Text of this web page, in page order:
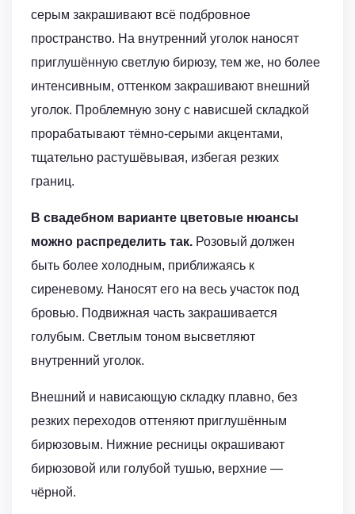
серым закрашивают всё подбровное
пространство. На внутренний уголок наносят
приглушённую светлую бирюзу, тем же, но более
интенсивным, оттенком закрашивают внешний
уголок. Проблемную зону с нависшей складкой
прорабатывают тёмно-серыми акцентами,
тщательно растушёвывая, избегая резких
границ.
В свадебном варианте цветовые нюансы
можно распределить так. Розовый должен
быть более холодным, приближаясь к
сиреневому. Наносят его на весь участок под
бровью. Подвижная часть закрашивается
голубым. Светлым тоном высветляют
внутренний уголок.
Внешний и нависающую складку плавно, без
резких переходов оттеняют приглушённым
бирюзовым. Нижние ресницы окрашивают
бирюзовой или голубой тушью, верхние —
чёрной.